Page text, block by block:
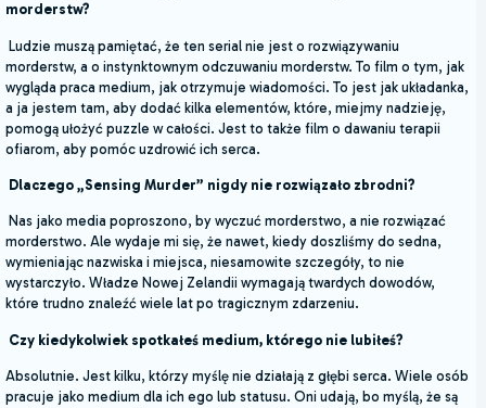
morderstw?
Ludzie muszą pamiętać, że ten serial nie jest o rozwiązywaniu
morderstw, a o instynktownym odczuwaniu morderstw. To film o tym, jak
wygląda praca medium, jak otrzymuje wiadomości. To jest jak układanka,
a ja jestem tam, aby dodać kilka elementów, które, miejmy nadzieję,
pomogą ułożyć puzzle w całości. Jest to także film o dawaniu terapii
ofiarom, aby pomóc uzdrowić ich serca.
Dlaczego „Sensing Murder” nigdy nie rozwiązało zbrodni?
Nas jako media poproszono, by wyczuć morderstwo, a nie rozwiązać
morderstwo. Ale wydaje mi się, że nawet, kiedy doszliśmy do sedna,
wymieniając nazwiska i miejsca, niesamowite szczegóły, to nie
wystarczyło. Władze Nowej Zelandii wymagają twardych dowodów,
które trudno znaleźć wiele lat po tragicznym zdarzeniu.
Czy kiedykolwiek spotkałeś medium, którego nie lubiłeś?
Absolutnie. Jest kilku, którzy myślę nie działają z głębi serca. Wiele osób
pracuje jako medium dla ich ego lub statusu. Oni udają, bo myślą, że są